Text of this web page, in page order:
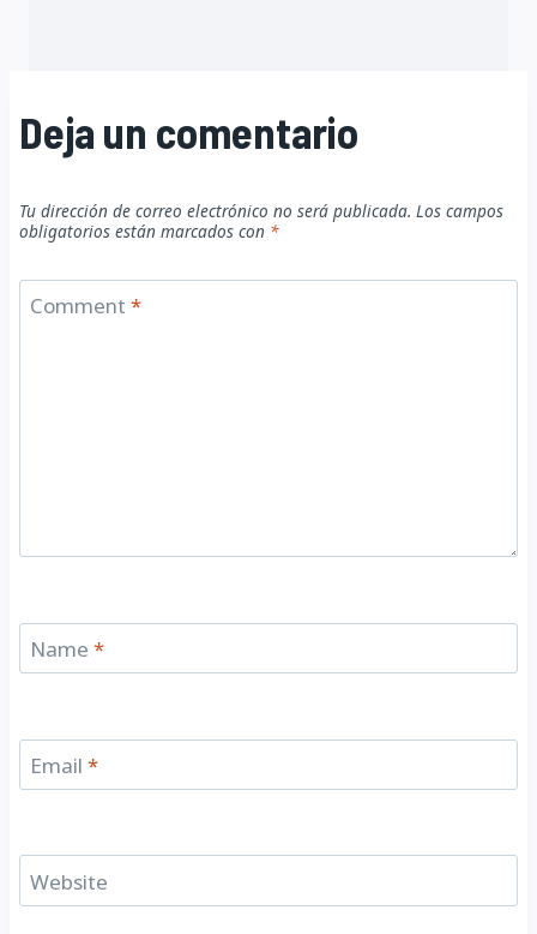
Deja un comentario
Tu dirección de correo electrónico no será publicada. Los campos
obligatorios están marcados con *
Comment *
Name *
Email *
Website